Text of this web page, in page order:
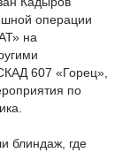
операции
на
607 «Горец»,
по
блиндаж, где